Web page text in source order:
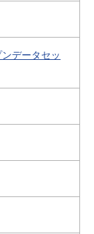
データセッ